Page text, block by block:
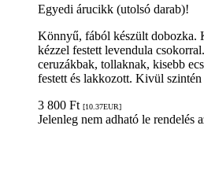
Egyedi árucikk (utolsó darab)!
Könnyű, fából készült dobozka.
kézzel festett levendula
ceruzákbak, tollaknak, kisebb
festett és lakkozott. Kivül
3 800 Ft [10.37EUR]
Jelenleg nem adható le rendelés